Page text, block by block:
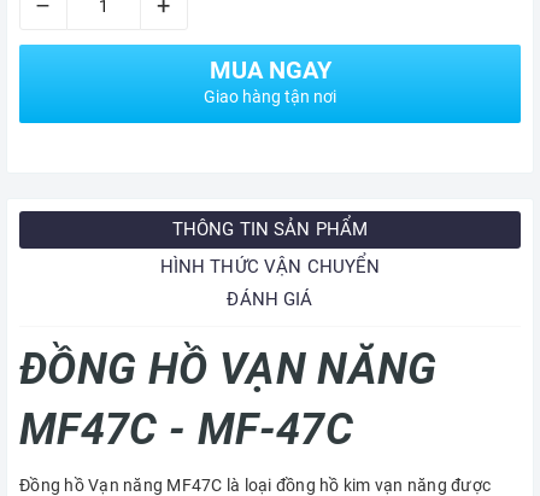
– +
MUA NGAY
Giao hàng tận nơi
THÔNG TIN SẢN PHẨM
HÌNH THỨC VẬN CHUYỂN
ĐÁNH GIÁ
ĐỒNG HỒ VẠN NĂNG
MF47C - MF-47C
Đồng hồ Vạn năng MF47C là loại đồng hồ kim vạn năng được